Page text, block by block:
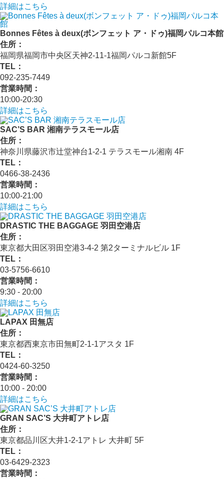
詳細はこちら
Bonnes Fêtes à deux(ボンフェット ア・ドゥ)福岡パルコ本館
住所：
福岡県福岡市中央区天神2-11-1福岡パルコ新館5F
TEL：
092-235-7449
営業時間：
10:00-20:30
詳細はこちら
SAC’S BAR 湘南テラスモール店
住所：
神奈川県藤沢市辻堂神台1-2-1 テラスモール湘南 4F
TEL：
0466-38-2436
営業時間：
10:00-21:00
詳細はこちら
DRASTIC THE BAGGAGE 羽田空港店
住所：
東京都大田区羽田空港3-4-2 第2ターミナルビル 1F
TEL：
03-5756-6610
営業時間：
9:30 - 20:00
詳細はこちら
LAPAX 田無店
住所：
東京都西東京市田無町2-1-1アスタ 1F
TEL：
0424-60-3250
営業時間：
10:00 - 20:00
詳細はこちら
GRAN SAC’S 大井町アトレ店
住所：
東京都品川区大井1-2-1アトレ 大井町 5F
TEL：
03-6429-2323
営業時間：